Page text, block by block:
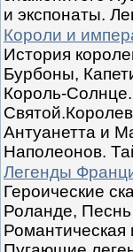
и экспонаты.
Короли и
История
Бурбоны,
Король-
Антуанетта и
Наполеонов.
Легенды
Героические
Роланде,